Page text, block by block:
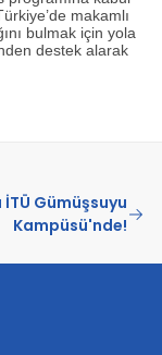
makamlı
bulmak için yola
destek alarak
Gümüşsuyu
Kampüsü'nde!